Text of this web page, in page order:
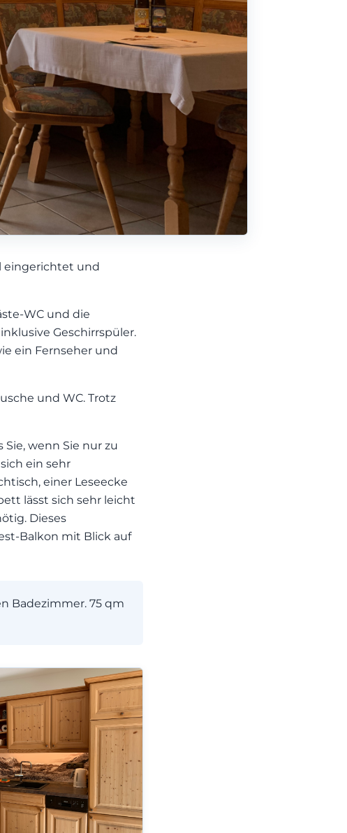
eingerichtet und
WC und die
Geschirrspüler.
ein Fernseher und
und WC. Trotz
wenn Sie nur zu
ein sehr
einer Leseecke
lässt sich sehr leicht
Dieses
Balkon mit Blick auf
Badezimmer. 75 qm